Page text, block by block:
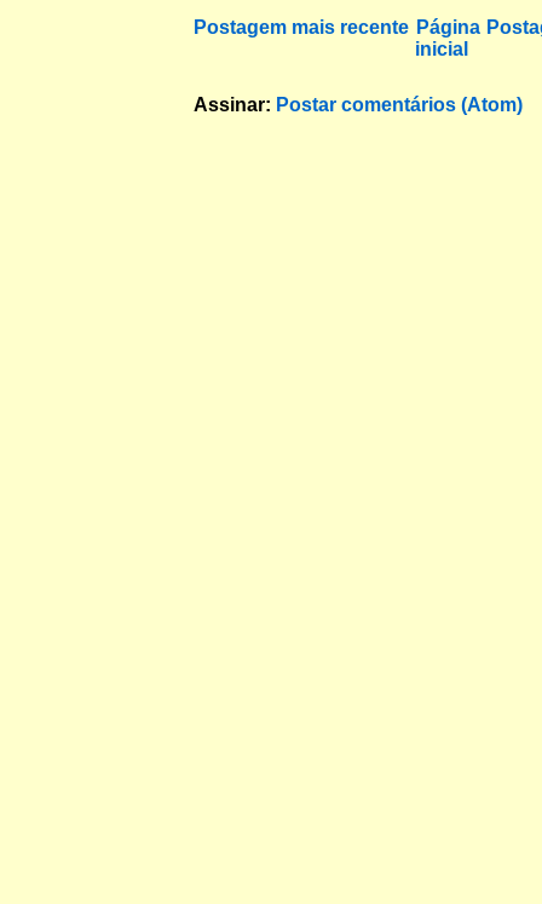
Postagem mais recente Página
inicial
Assinar: Postar comentários (Atom)